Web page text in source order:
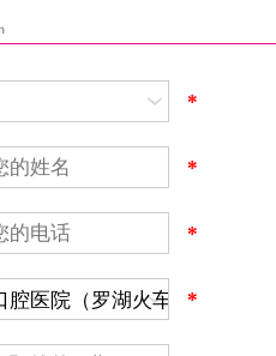
*
*
*
*